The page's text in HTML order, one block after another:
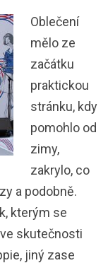
Oblečení
mělo ze
začátku
praktickou
stránku, kdy
pomohlo od
zimy,
zakrylo, co
a podobně.
kterým se
skutečnosti
jiný zase